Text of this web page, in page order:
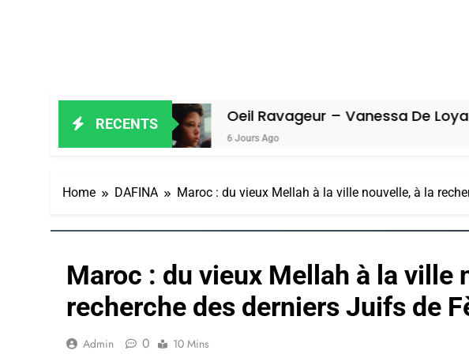
RECENTSOeil Ravageur – Vanessa De Loya Stauber
6 Jours Ago
Home DAFINA Maroc : du vieux Mellah à la ville nouvelle, à la
Maroc : du vieux Mellah à la ville
recherche des derniers Juifs de
Admin 0 10 Mins